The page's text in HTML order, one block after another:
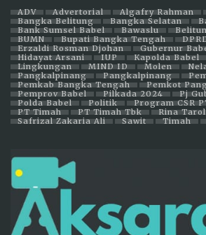
ADV Advertorial Algafry Rahman
Bangka Belitung
Bangka Selatan
Bank Sumsel Babel
Bawaslu
BUMN
Bupati Bangka Tengah
Erzaldi Rosman Djohan
Gubernur
Hidayat Arsani
IUP Kapolda Babel
Lingkungan
MIND ID Molen
Pangkalpinang
Pangkalpinang
Pemkab Bangka Tengah
Pemkot
Pemprov Babel
Pilkada 2024
Pj
Polda Babel
Politik
Program CSR
PT Timah
PT Timah Tbk
Rina Tarol
Safrizal Zakaria Ali
Sawit Timah